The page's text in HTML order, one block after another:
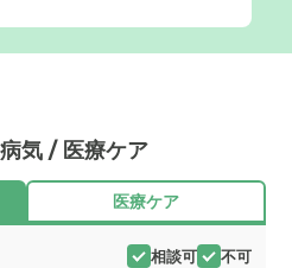
気 / 医療ケア
医療ケア
相談可 不可